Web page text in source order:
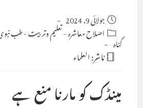
Post
published:
جولائی 9, 2024
Post
category:
اصلاح معاشرہ-تعلیم وتربیت-طب
گناہ
ناشر:العلماء
مینڈک کو مارنا منع ہے